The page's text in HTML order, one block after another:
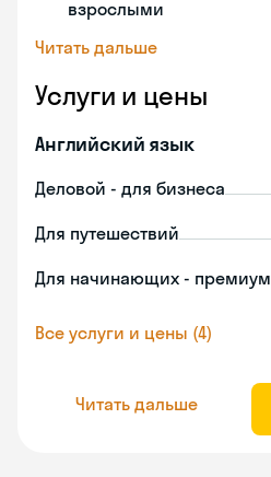
взрослыми
Читать дальше
Услуги и цены
Английский язык
Деловой - для бизнеса
Для путешествий
Для начинающих - премиум
Все услуги и цены (4)
Читать дальше